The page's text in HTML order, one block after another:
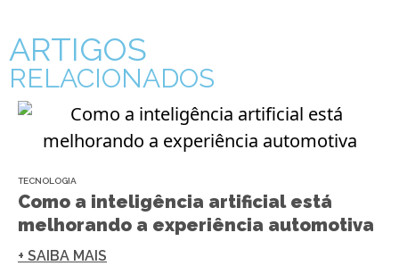
ARTIGOS
RELACIONADOS
TECNOLOGIA
Como a inteligência artificial está
melhorando a experiência automotiva
+ SAIBA MAIS